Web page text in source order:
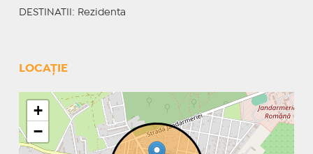
DESTINATII : Rezidenta
LOCAȚIE
+
−